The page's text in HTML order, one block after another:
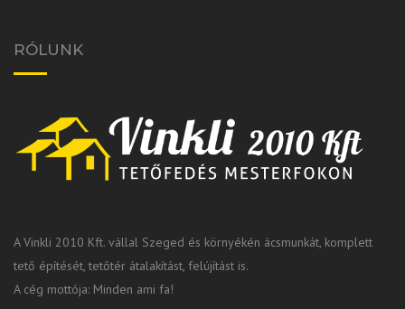
RÓLUNK
A Vinkli 2010 Kft. vállal Szeged és környékén ácsmunkát, komplett
tető építését, tetőtér átalakítást, felújítást is.
A cég mottója: Minden ami fa!